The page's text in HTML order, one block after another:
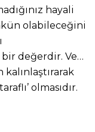
hayali
olabileceğini
değerdir. Ve…
olmasıdır.